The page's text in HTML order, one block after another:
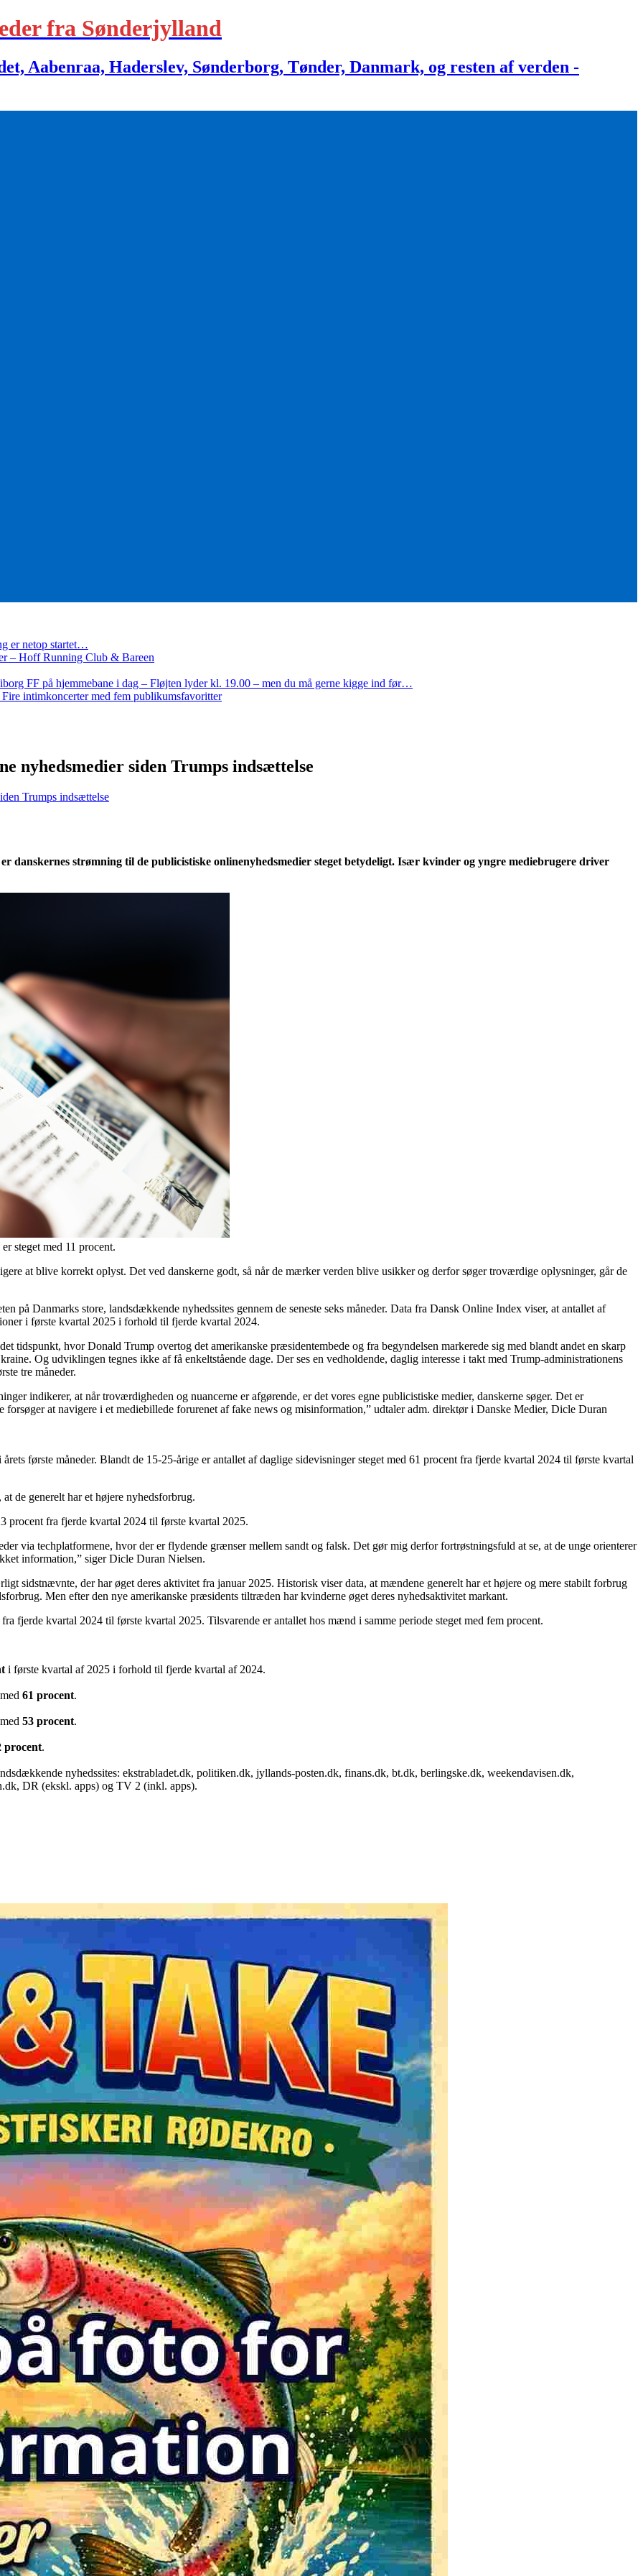
fra Sønderjylland
Aabenraa, Haderslev, Sønderborg, Tønder, Danmark, og resten af verden -
er netop startet…
– Hoff Running Club & Bareen
FF på hjemmebane i dag – Fløjten lyder kl. 19.00 – men du må gerne kigge ind før…
intimkoncerter med fem publikumsfavoritter
nyhedsmedier siden Trumps indsættelse
Trumps indsættelse
danskernes strømning til de publicistiske onlinenyhedsmedier steget betydeligt. Især kvinder og yngre mediebrugere driver
steget med 11 procent.
at blive korrekt oplyst. Det ved danskerne godt, så når de mærker verden blive usikker og derfor søger troværdige oplysninger, går de
på Danmarks store, landsdækkende nyhedssites gennem de seneste seks måneder. Data fra Dansk Online Index viser, at antallet af
i første kvartal 2025 i forhold til fjerde kvartal 2024.
tidspunkt, hvor Donald Trump overtog det amerikanske præsidentembede og fra begyndelsen markerede sig med blandt andet en skarp
Og udviklingen tegnes ikke af få enkeltstående dage. Der ses en vedholdende, daglig interesse i takt med Trump-administrationens
tre måneder.
indikerer, at når troværdigheden og nuancerne er afgørende, er det vores egne publicistiske medier, danskerne søger. Det er
at navigere i et mediebillede forurenet af fake news og misinformation,” udtaler adm. direktør i Danske Medier, Dicle Duran
første måneder. Blandt de 15-25-årige er antallet af daglige sidevisninger steget med 61 procent fra fjerde kvartal 2024 til første kvartal
de generelt har et højere nyhedsforbrug.
procent fra fjerde kvartal 2024 til første kvartal 2025.
via techplatformene, hvor der er flydende grænser mellem sandt og falsk. Det gør mig derfor fortrøstningsfuld at se, at de unge orienterer
information,” siger Dicle Duran Nielsen.
sidstnævnte, der har øget deres aktivitet fra januar 2025. Historisk viser data, at mændene generelt har et højere og mere stabilt forbrug
Men efter den nye amerikanske præsidents tiltræden har kvinderne øget deres nyhedsaktivitet markant.
fjerde kvartal 2024 til første kvartal 2025. Tilsvarende er antallet hos mænd i samme periode steget med fem procent.
i første kvartal af 2025 i forhold til fjerde kvartal af 2024.
61 procent.
53 procent.
procent.
nyhedssites: ekstrabladet.dk, politiken.dk, jyllands-posten.dk, finans.dk, bt.dk, berlingske.dk, weekendavisen.dk,
DR (ekskl. apps) og TV 2 (inkl. apps).